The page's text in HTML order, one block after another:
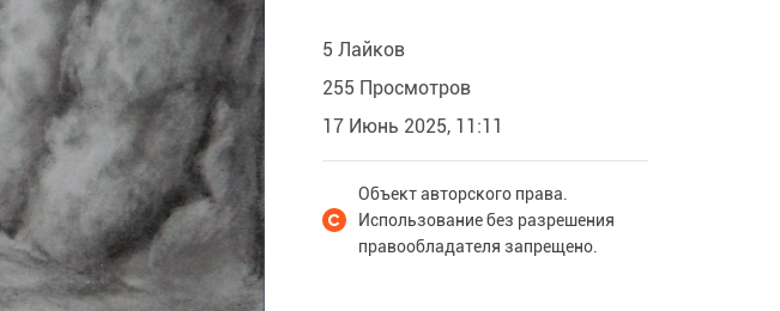
5 Лайков
255 Просмотров
17 Июнь 2025, 11:11
Объект авторского права.
Использование без разрешения
правообладателя запрещено.